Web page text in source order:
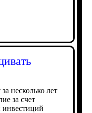
несколько лет
за счет
инвестиций